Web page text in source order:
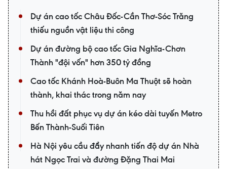
Dự án cao tốc Châu Đốc-Cần Thơ-Sóc Trăng
thiếu nguồn vật liệu thi công
Dự án đường bộ cao tốc Gia Nghĩa-Chơn
Thành "đội vốn" hơn 350 tỷ đồng
Cao tốc Khánh Hoà-Buôn Ma Thuột sẽ hoàn
thành, khai thác trong năm nay
Thu hồi đất phục vụ dự án kéo dài tuyến Metro
Bến Thành-Suối Tiên
Hà Nội yêu cầu đẩy nhanh tiến độ dự án Nhà
hát Ngọc Trai và đường Đặng Thai Mai